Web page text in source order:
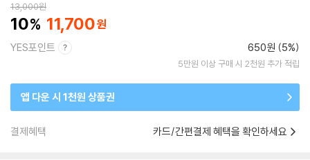
13,000원
10 11,700
YES포인트 650원 (5%)
5만원 이상 구매 시 2천원 추가 적립
앱 다운 시 1천원 상품권
결제혜택 카드/간편결제 혜택을 확인하세요